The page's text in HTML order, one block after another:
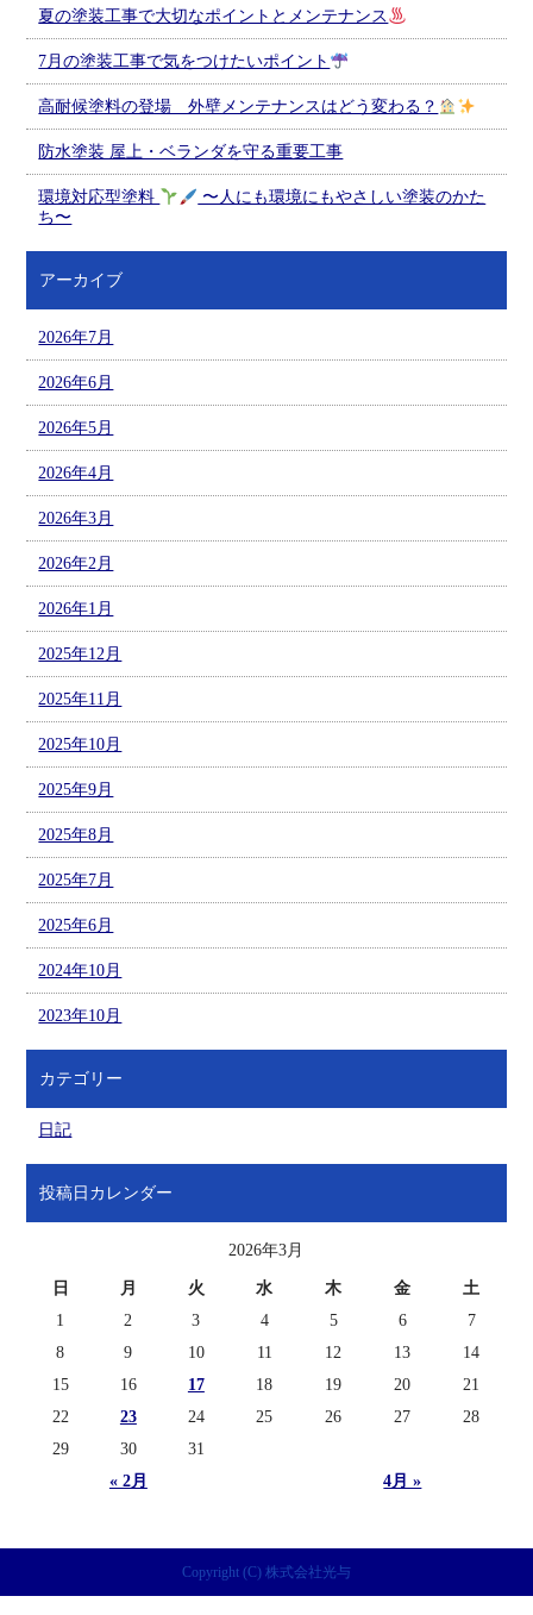
夏の塗装工事で大切なポイントとメンテナンス
7月の塗装工事で気をつけたいポイント
高耐候塗料の登場 外壁メンテナンスはどう変わる？
防水塗装 屋上・ベランダを守る重要工事
環境対応型塗料
〜人にも環境にもやさしい塗装のかた
ち〜
アーカイブ
2026年7月
2026年6月
2026年5月
2026年4月
2026年3月
2026年2月
2026年1月
2025年12月
2025年11月
2025年10月
2025年9月
2025年8月
2025年7月
2025年6月
2024年10月
2023年10月
カテゴリー
日記
投稿日カレンダー
2026年3月
日 月 火 水 木 金 土
« 2月 4月 »
1 2 3 4 5 6
7
8
9 10 11 12 13
14
15
16 17 18 19 20
21
22
23 24 25 26 27
28
29
30 31
Copyright (C) 株式会社光与